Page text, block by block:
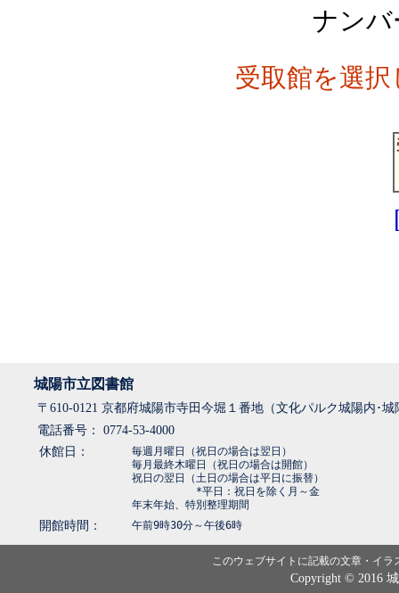
ナン
受取館を選
城陽市立図書館
〒610-0121 京都府城陽市寺田今堀１番地（文化パルク城陽内･
電話番号： 0774-53-4000
休館日：
毎週月曜日（祝日の場合は翌日）
毎月最終木曜日（祝日の場合は開館）
祝日の翌日（土日の場合は平日に振替）
*平日：祝日を除く月～金
年末年始、特別整理期間
開館時間： 午前9時30分～午後6時
このウェブサイトに記載の文章・イ
Copyright © 2016